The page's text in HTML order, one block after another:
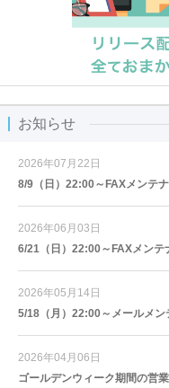
お知らせ
2026年07月22日
8/9（日）22:00～FAXメンテ
2026年06月03日
6/21（日）22:00～FAXメンテ
2026年05月14日
5/18（月）22:00～メールメン
2026年04月06日
ゴールデンウィーク期間の営